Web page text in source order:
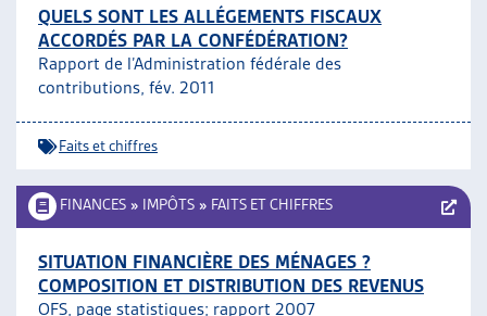
QUELS SONT LES ALLÉGEMENTS FISCAUX
ACCORDÉS PAR LA CONFÉDÉRATION?
Rapport de l’Administration fédérale des
contributions, fév. 2011
Faits et chiffres
FINANCES » IMPÔTS » FAITS ET CHIFFRES
SITUATION FINANCIÈRE DES MÉNAGES ?
COMPOSITION ET DISTRIBUTION DES REVENUS
OFS, page statistiques; rapport 2007